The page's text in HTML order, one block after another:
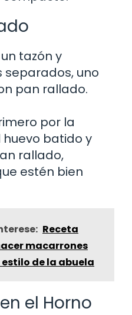
tazón y
uno
pan rallado.
por la
huevo batido y
rallado,
estén bien
Receta
macarrones
de la abuela
el Horno